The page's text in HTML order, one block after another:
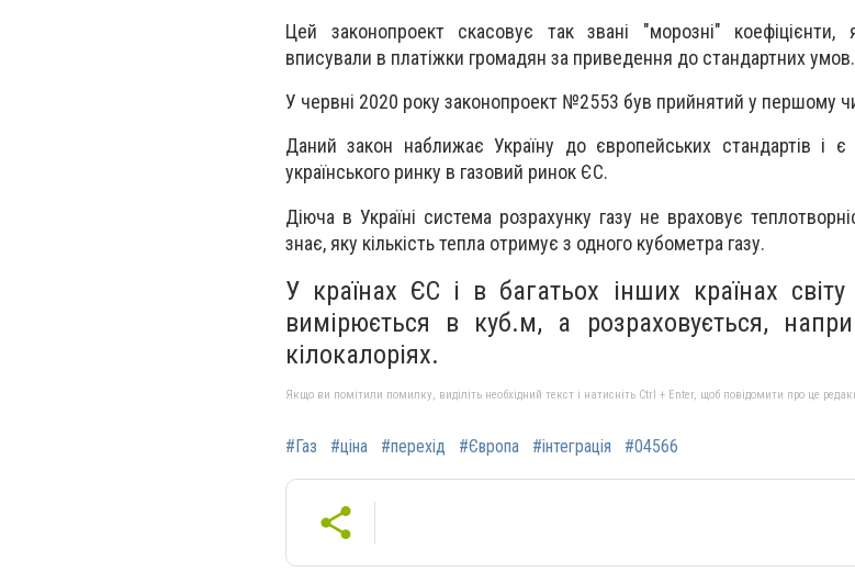
Цей законопроект скасовує так звані "морозні" коефіцієнти,
вписували в платіжки громадян за приведення до стандартних умов.
У червні 2020 року законопроект №2553 був прийнятий у першому
Даний закон наближає Україну до європейських стандартів і є
українського ринку в газовий ринок ЄС.
Діюча в Україні система розрахунку газу не враховує
знає, яку кількість тепла отримує з одного кубометра газу.
У країнах ЄС і в багатьох інших країнах
вимірюється в куб.м, а розраховується,
кілокалоріях.
Якщо ви помітили помилку, виділіть необхідний текст і натисніть Ctrl + Enter, щоб повідомити про це
#Газ #ціна #перехід #Європа #інтеграція #04566